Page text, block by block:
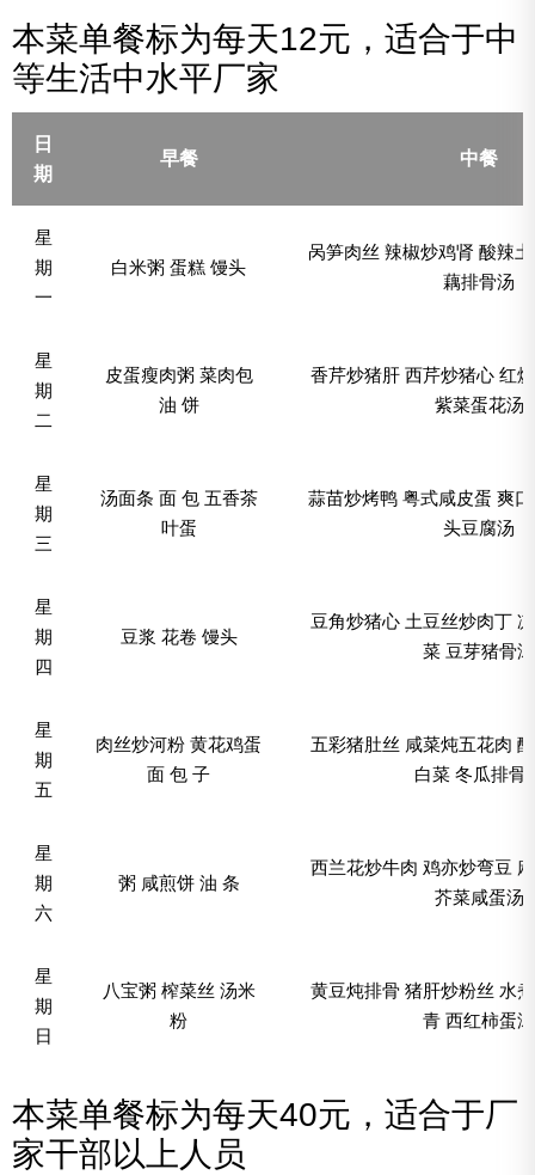
本菜单餐标为每天12元，适合于中
等生活中水平厂家
日
期
早餐 中餐
星
期
一
白米粥 蛋糕 馒头
呙笋肉丝 辣椒炒鸡肾 酸辣
藕排骨汤
星
期
二
皮蛋瘦肉粥 菜肉包
油 饼
香芹炒猪肝 西芹炒猪心 红
紫菜蛋花汤
星
期
三
汤面条 面 包 五香茶
叶蛋
蒜苗炒烤鸭 粤式咸皮蛋 爽
头豆腐汤
星
期
四
豆浆 花卷 馒头
豆角炒猪心 土豆丝炒肉丁
菜 豆芽猪骨汤
星
期
五
肉丝炒河粉 黄花鸡蛋
面 包 子
五彩猪肚丝 咸菜炖五花肉
白菜 冬瓜排骨
星
期
六
粥 咸煎饼 油 条
西兰花炒牛肉 鸡亦炒弯豆
芥菜咸蛋汤
星
期
日
八宝粥 榨菜丝 汤米
粉
黄豆炖排骨 猪肝炒粉丝 水
青 西红柿蛋汤
本菜单餐标为每天40元，适合于厂
家干部以上人员